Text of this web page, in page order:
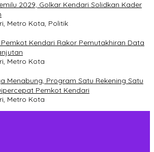
2029, Golkar Kendari Solidkan Kader
Metro Kota, Politik
Pemkot Kendari Rakor Pemutakhiran Data
Metro Kota
Menabung, Program Satu Rekening Satu
Pemkot Kendari
Metro Kota